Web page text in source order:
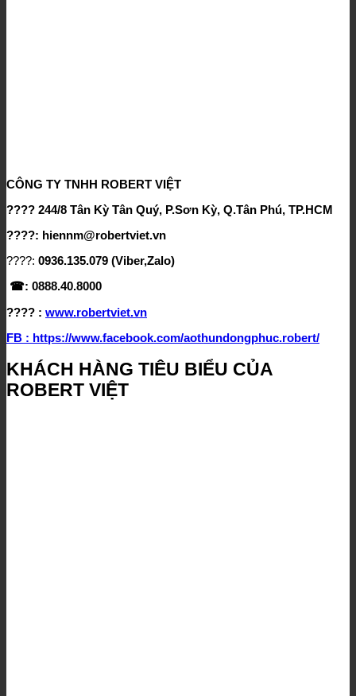
CÔNG TY TNHH ROBERT VIỆT
???? 244/8 Tân Kỳ Tân Quý, P.Sơn Kỳ, Q.Tân Phú, TP.HCM
????: hiennm@robertviet.vn
????: 0936.135.079 (Viber,Zalo)
☎: 0888.40.8000
???? : www.robertviet.vn
FB : https://www.facebook.com/aothundongphuc.robert/
KHÁCH HÀNG TIÊU BIỂU CỦA
ROBERT VIỆT